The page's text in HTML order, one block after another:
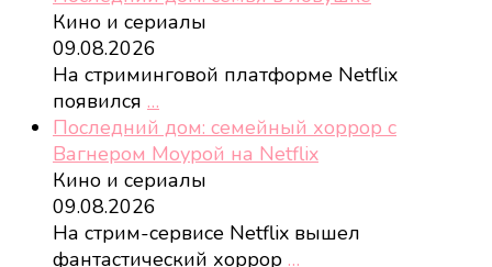
Кино и сериалы
09.08.2026
На стриминговой платформе Netflix
появился …
Последний дом: семейный хоррор с
Вагнером Моурой на Netflix
Кино и сериалы
09.08.2026
На стрим-сервисе Netflix вышел
фантастический хоррор …